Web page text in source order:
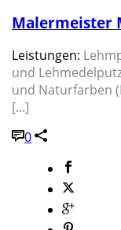
Malermeister
Leistungen:
und
und Naturfarben
[...]
0